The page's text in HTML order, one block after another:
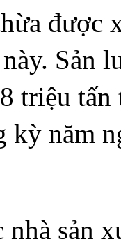
được
Sản
triệu
kỳ năm
nhà sản